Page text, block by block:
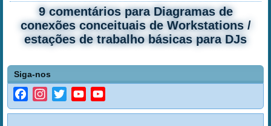
9 comentários para Diagramas de
conexões conceituais de Workstations /
estações de trabalho básicas para DJs
Siga-nos
FacebookInstagramTwitterYouTube
Channel